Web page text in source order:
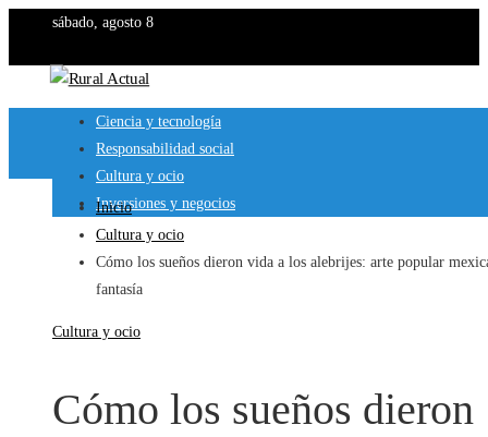
sábado, agosto 8
Ciencia y tecnología
Responsabilidad social
Cultura y ocio
Inversiones y negocios
Inicio
Cultura y ocio
Cómo los sueños dieron vida a los alebrijes: arte popular
fantasía
Cultura y ocio
Cómo los sueños dieron